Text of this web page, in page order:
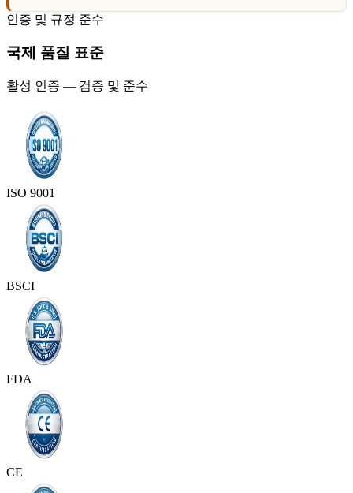
인증 및 규정 준수
국제 품질 표준
활성 인증 — 검증 및 준수
ISO 9001
BSCI
FDA
CE